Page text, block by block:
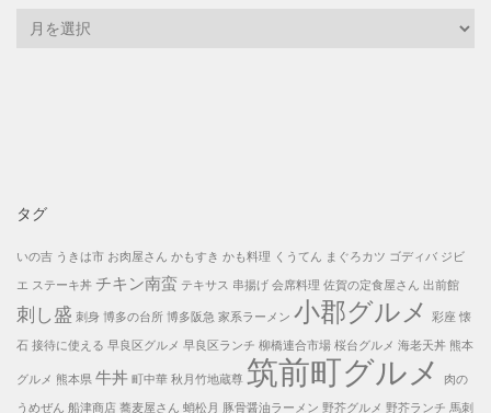
タグ
いの吉 うきは市 お肉屋さん かもすき かも料理 くうてん まぐろカツ ゴディバ ジビ
エ ステーキ丼 チキン南蛮 テキサス 串揚げ 会席料理 佐賀の定食屋さん 出前館
刺し盛 刺身 博多の台所 博多阪急 家系ラーメン 小郡グルメ 彩座 懐
石 接待に使える 早良区グルメ 早良区ランチ 柳橋連合市場 桜台グルメ 海老天丼 熊本
グルメ 熊本県 牛丼 町中華 秋月竹地蔵尊 筑前町グルメ
肉の
うめぜん 船津商店 蕎麦屋さん 蛸松月 豚骨醤油ラーメン 野芥グルメ 野芥ランチ 馬刺